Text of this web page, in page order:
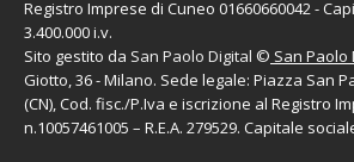
Registro Imprese di Cuneo 01660660042 -
3.400.000 i.v.
Sito gestito da San Paolo Digital © San Paolo
Giotto, 36 - Milano. Sede legale: Piazza San
(CN), Cod. fisc./P.Iva e iscrizione al Registro
n.10057461005 – R.E.A. 279529. Capitale